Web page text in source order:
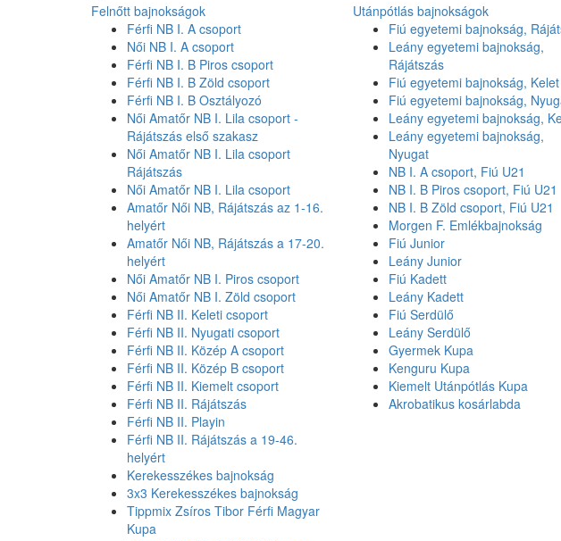
Felnőtt bajnokságok
Férfi NB I. A csoport
Női NB I. A csoport
Férfi NB I. B Piros csoport
Férfi NB I. B Zöld csoport
Férfi NB I. B Osztályozó
Női Amatőr NB I. Lila csoport -
Rájátszás első szakasz
Női Amatőr NB I. Lila csoport
Rájátszás
Női Amatőr NB I. Lila csoport
Amatőr Női NB, Rájátszás az 1-16.
helyért
Amatőr Női NB, Rájátszás a 17-20.
helyért
Női Amatőr NB I. Piros csoport
Női Amatőr NB I. Zöld csoport
Férfi NB II. Keleti csoport
Férfi NB II. Nyugati csoport
Férfi NB II. Közép A csoport
Férfi NB II. Közép B csoport
Férfi NB II. Kiemelt csoport
Férfi NB II. Rájátszás
Férfi NB II. Playin
Férfi NB II. Rájátszás a 19-46.
helyért
Kerekesszékes bajnokság
3x3 Kerekesszékes bajnokság
Tippmix Zsíros Tibor Férfi Magyar
Kupa
Utánpótlás bajnokságok
Fiú egyetemi bajnokság,
Leány egyetemi bajnokság,
Rájátszás
Fiú egyetemi bajnokság, Kelet
Fiú egyetemi bajnokság,
Leány egyetemi bajnokság,
Leány egyetemi bajnokság,
Nyugat
NB I. A csoport, Fiú U21
NB I. B Piros csoport, Fiú U21
NB I. B Zöld csoport, Fiú U21
Morgen F. Emlékbajnokság
Fiú Junior
Leány Junior
Fiú Kadett
Leány Kadett
Fiú Serdülő
Leány Serdülő
Gyermek Kupa
Kenguru Kupa
Kiemelt Utánpótlás Kupa
Akrobatikus kosárlabda